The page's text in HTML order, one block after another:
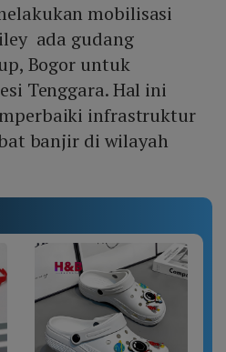
mobilisasi
ada gudang
Bogor untuk
Tenggara. Hal ini
infrastruktur
banjir di wilayah